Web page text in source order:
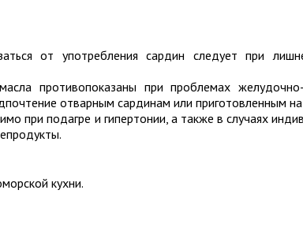
от употребления сардин следует при
противопоказаны при проблемах желудочно-
отварным сардинам или приготовленным на
при подагре и гипертонии, а также в случаях
кухни.